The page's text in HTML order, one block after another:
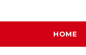
HOME